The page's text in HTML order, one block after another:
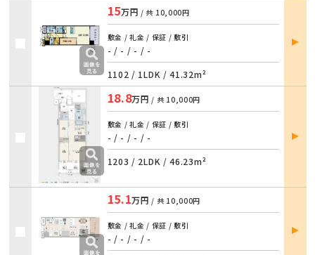
15万円 / 共 10,000円
敷金 / 礼金 / 保証 / 敷引
- / - / - / -
1102 / 1LDK /41.32m²
部屋
詳細
18.8万円 / 共 10,000円
敷金 / 礼金 / 保証 / 敷引
- / - / - / -
1203 / 2LDK /46.23m²
部屋
詳細
15.1万円 / 共 10,000円
敷金 / 礼金 / 保証 / 敷引
- / - / - / -
部屋
詳細